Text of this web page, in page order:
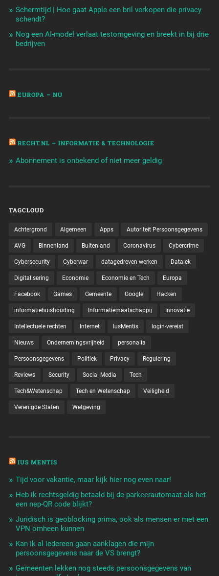
Schermtijd | Hoe gaat Apple een bril verkopen die privacy
schendt?
Nog een AI-model verlaat testomgeving en breekt in bij drie
bedrijven
EUROPA – NU
RECHT.NL – INFORMATIE & TECHNOLOGIE
Abonnement is onbekend of niet meer geldig
TAGCLOUD
Achtergrond Algemeen Apps Autoriteit Persoonsgegevens
AVG Binnenland Buitenland Coronavirus Cybercrime
Cybersecurity Cyberwar datagedreven werken Datalek
Digitalisering Economie Economie en Tech Europa
Facebook Games Gemeente Google Hacken
informatiehuishouding Informatiemaatschappij Innovatie
Intellectuele rechten Internet IusMentis login-vereist
Nieuws Ondernemingsvrijheid personalia
Persoonsgegevens Politiek Privacy Regulering
Reviews Security Social Media Tech
Tech&Wetenschap Tech en Wetenschap Veiligheid
Verenigde Staten Wetgeving
IUS MENTIS
Tijd voor vakantie, maar kijk hier nog even naar!
Heb ik rechtsgeldig betaald bij de parkeerautomaat als het
een nep-QR code blijkt?
Juridisch is geoblocking prima, ook als mensen er met een
VPN omheen kunnen
Kan ik al iedereen gaan aanklagen die mijn
persoonsgegevens naar de VS brengt?
Gemeenten lekken nog steeds persoonsgegevens van